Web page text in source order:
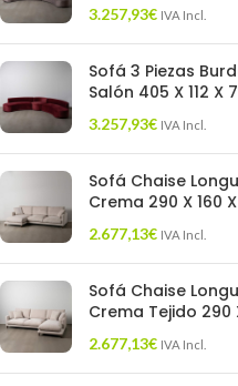
3.257,93€ IVA Incl.
Sofá 3 Piezas
Salón 405 X 112 X
3.257,93€ IVA Incl.
Sofá Chaise
Crema 290 X 160
2.677,13€ IVA Incl.
Sofá Chaise
Crema Tejido 290
2.677,13€ IVA Incl.